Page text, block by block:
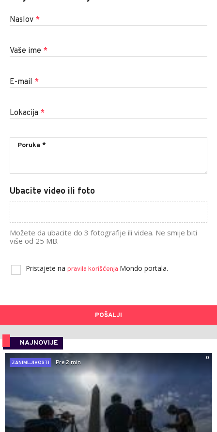
Naslov *
Vaše ime *
E-mail *
Lokacija *
Ubacite video ili foto
Možete da ubacite do 3 fotografije ili videa. Ne smije biti
više od 25 MB.
Pristajete na pravila korišćenja Mondo portala.
POŠALJI
NAJNOVIJE
0
ZANIMLJIVOSTI
Pre 2 min